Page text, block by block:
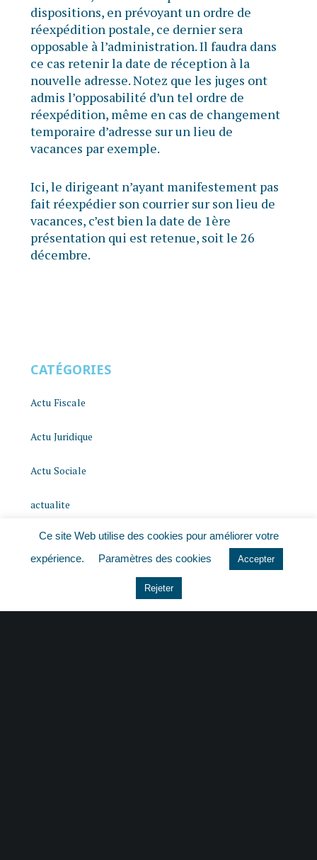
dispositions, en prévoyant un ordre de
réexpédition postale, ce dernier sera
opposable à l’administration. Il faudra dans
ce cas retenir la date de réception à la
nouvelle adresse. Notez que les juges ont
admis l’opposabilité d’un tel ordre de
réexpédition, même en cas de changement
temporaire d’adresse sur un lieu de
vacances par exemple.
Ici, le dirigeant n’ayant manifestement pas
fait réexpédier son courrier sur son lieu de
vacances, c’est bien la date de 1ère
présentation qui est retenue, soit le 26
décembre.
CATÉGORIES
Actu Fiscale
Actu Juridique
Actu Sociale
actualite
histoire
Ce site Web utilise des cookies pour améliorer votre
expérience.
Paramètres des cookies Accepter
Rejeter